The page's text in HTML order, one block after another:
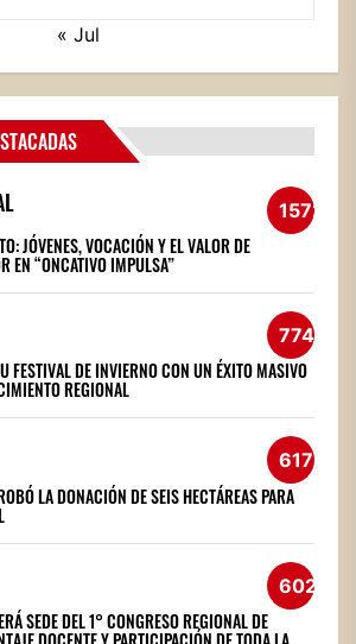
« Jul
1572
JÓVENES, VOCACIÓN Y EL VALOR DE
EN “ONCATIVO IMPULSA”
774
FESTIVAL DE INVIERNO CON UN ÉXITO MASIVO
REGIONAL
617
LA DONACIÓN DE SEIS HECTÁREAS PARA
602
SEDE DEL 1° CONGRESO REGIONAL DE